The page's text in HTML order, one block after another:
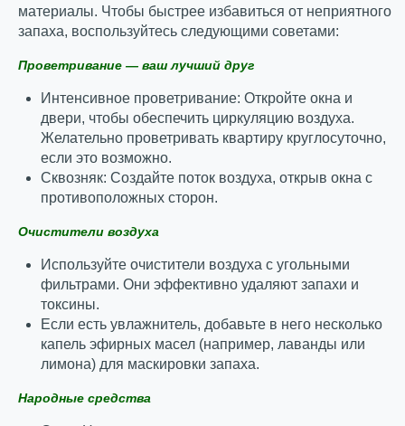
материалы. Чтобы быстрее избавиться от неприятного
запаха, воспользуйтесь следующими советами:
Проветривание — ваш лучший друг
Интенсивное проветривание: Откройте окна и
двери, чтобы обеспечить циркуляцию воздуха.
Желательно проветривать квартиру круглосуточно,
если это возможно.
Сквозняк: Создайте поток воздуха, открыв окна с
противоположных сторон.
Очистители воздуха
Используйте очистители воздуха с угольными
фильтрами. Они эффективно удаляют запахи и
токсины.
Если есть увлажнитель, добавьте в него несколько
капель эфирных масел (например, лаванды или
лимона) для маскировки запаха.
Народные средства